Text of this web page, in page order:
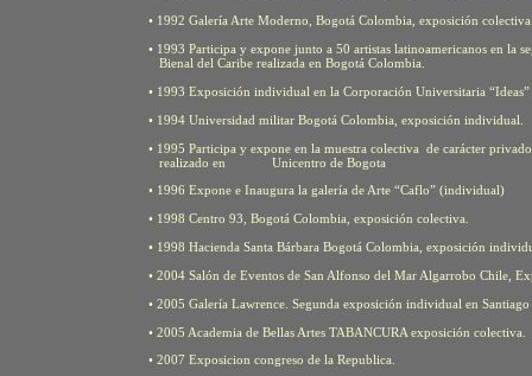
• 1992 Galería Arte Moderno, Bogotá Colombia, exposición
• 1993 Participa y expone junto a 50 artistas latinoamericanos en la
Bienal del Caribe realizada en Bogotá Colombia.
• 1993 Exposición individual en la Corporación Universitaria “Ideas”
• 1994 Universidad militar Bogotá Colombia, exposición individual.
• 1995 Participa y expone en la muestra colectiva de carácter privado
realizado en Unicentro de Bogota
• 1996 Expone e Inaugura la galería de Arte “Caflo” (individual)
• 1998 Centro 93, Bogotá Colombia, exposición colectiva.
• 1998 Hacienda Santa Bárbara Bogotá Colombia, exposición
• 2004 Salón de Eventos de San Alfonso del Mar Algarrobo Chile,
• 2005 Galería Lawrence. Segunda exposición individual en
• 2005 Academia de Bellas Artes TABANCURA exposición colectiva.
• 2007 Exposicion congreso de la Republica.